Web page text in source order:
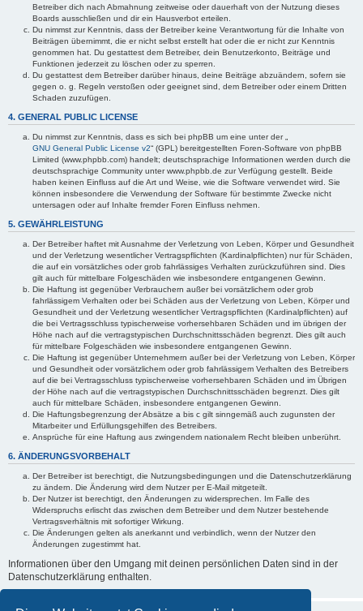
Betreiber dich nach Abmahnung zeitweise oder dauerhaft von der Nutzung dieses
Boards ausschließen und dir ein Hausverbot erteilen.
Du nimmst zur Kenntnis, dass der Betreiber keine Verantwortung für die Inhalte von
Beiträgen übernimmt, die er nicht selbst erstellt hat oder die er nicht zur Kenntnis
genommen hat. Du gestattest dem Betreiber, dein Benutzerkonto, Beiträge und
Funktionen jederzeit zu löschen oder zu sperren.
Du gestattest dem Betreiber darüber hinaus, deine Beiträge abzuändern, sofern sie
gegen o. g. Regeln verstoßen oder geeignet sind, dem Betreiber oder einem Dritten
Schaden zuzufügen.
4. GENERAL PUBLIC LICENSE
Du nimmst zur Kenntnis, dass es sich bei phpBB um eine unter der „
GNU General Public License v2“ (GPL) bereitgestellten Foren-Software von phpBB
Limited (www.phpbb.com) handelt; deutschsprachige Informationen werden durch die
deutschsprachige Community unter www.phpbb.de zur Verfügung gestellt. Beide
haben keinen Einfluss auf die Art und Weise, wie die Software verwendet wird. Sie
können insbesondere die Verwendung der Software für bestimmte Zwecke nicht
untersagen oder auf Inhalte fremder Foren Einfluss nehmen.
5. GEWÄHRLEISTUNG
Der Betreiber haftet mit Ausnahme der Verletzung von Leben, Körper und Gesundheit
und der Verletzung wesentlicher Vertragspflichten (Kardinalpflichten) nur für Schäden,
die auf ein vorsätzliches oder grob fahrlässiges Verhalten zurückzuführen sind. Dies
gilt auch für mittelbare Folgeschäden wie insbesondere entgangenen Gewinn.
Die Haftung ist gegenüber Verbrauchern außer bei vorsätzlichem oder grob
fahrlässigem Verhalten oder bei Schäden aus der Verletzung von Leben, Körper und
Gesundheit und der Verletzung wesentlicher Vertragspflichten (Kardinalpflichten) auf
die bei Vertragsschluss typischerweise vorhersehbaren Schäden und im übrigen der
Höhe nach auf die vertragstypischen Durchschnittsschäden begrenzt. Dies gilt auch
für mittelbare Folgeschäden wie insbesondere entgangenen Gewinn.
Die Haftung ist gegenüber Unternehmern außer bei der Verletzung von Leben, Körper
und Gesundheit oder vorsätzlichem oder grob fahrlässigem Verhalten des Betreibers
auf die bei Vertragsschluss typischerweise vorhersehbaren Schäden und im Übrigen
der Höhe nach auf die vertragstypischen Durchschnittsschäden begrenzt. Dies gilt
auch für mittelbare Schäden, insbesondere entgangenen Gewinn.
Die Haftungsbegrenzung der Absätze a bis c gilt sinngemäß auch zugunsten der
Mitarbeiter und Erfüllungsgehilfen des Betreibers.
Ansprüche für eine Haftung aus zwingendem nationalem Recht bleiben unberührt.
6. ÄNDERUNGSVORBEHALT
Der Betreiber ist berechtigt, die Nutzungsbedingungen und die Datenschutzerklärung
zu ändern. Die Änderung wird dem Nutzer per E-Mail mitgeteilt.
Der Nutzer ist berechtigt, den Änderungen zu widersprechen. Im Falle des
Widerspruchs erlischt das zwischen dem Betreiber und dem Nutzer bestehende
Vertragsverhältnis mit sofortiger Wirkung.
Die Änderungen gelten als anerkannt und verbindlich, wenn der Nutzer den
Änderungen zugestimmt hat.
Informationen über den Umgang mit deinen persönlichen Daten sind in der
Datenschutzerklärung enthalten.